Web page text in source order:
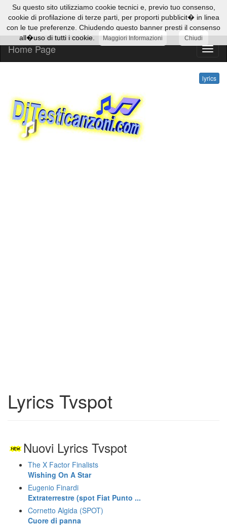
lyrics
Home Page
lyrics
Lyrics Tvspot
Nuovi Lyrics Tvspot
The X Factor Finalists
Wishing On A Star
Eugenio Finardi
Extraterrestre (spot Fiat Punto ...
Cornetto Algida (SPOT)
Cuore di panna
Su questo sito utilizziamo cookie tecnici e, previo tuo consenso,
cookie di profilazione di terze parti, per proporti pubblicit� in linea
con le tue preferenze. Chiudendo questo banner presti il consenso
all�uso di tutti i cookie.
Maggiori Informazioni Chiudi